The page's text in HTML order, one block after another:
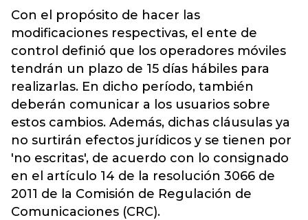
Con el propósito de hacer las
modificaciones respectivas, el ente de
control definió que los operadores móviles
tendrán un plazo de 15 días hábiles para
realizarlas. En dicho período, también
deberán comunicar a los usuarios sobre
estos cambios. Además, dichas cláusulas ya
no surtirán efectos jurídicos y se tienen por
'no escritas', de acuerdo con lo consignado
en el artículo 14 de la resolución 3066 de
2011 de la Comisión de Regulación de
Comunicaciones (CRC).